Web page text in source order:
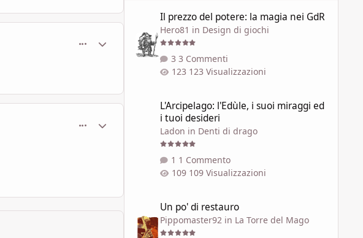
comment_108874
Statistiche Autore
Statistiche Autore
Il prezzo del potere: la magia nei GdR
Hero81 in Design di giochi
3 Commenti
123 Visualizzazioni
L'Arcipelago: l'Edùle, i suoi miraggi ed
i tuoi desideri
Ladon in Denti di drago
1 Commento
109 Visualizzazioni
Un po' di restauro
Un po' di restauro
Pippomaster92in La Torre del Mago